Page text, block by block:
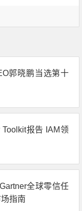
郭晓鹏当选第十
报告 IAM领
全球零信任
指南